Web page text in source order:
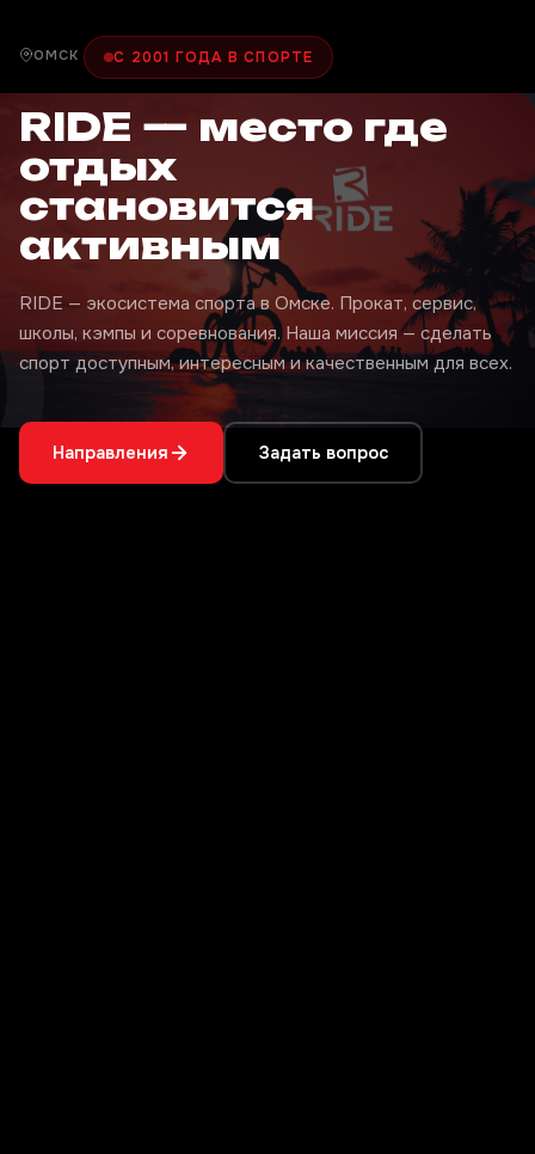
ОМСК С 2001 ГОДА В СПОРТЕ
RIDE — место где
отдых
становится
активным
RIDE — экосистема спорта в Омске. Прокат, сервис,
школы, кэмпы и соревнования. Наша миссия — сделать
спорт доступным, интересным и качественным для всех.
Направления Задать вопрос